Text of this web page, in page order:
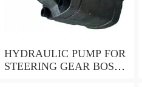
HYDRAULIC PUMP FOR
STEERING GEAR BOSCH